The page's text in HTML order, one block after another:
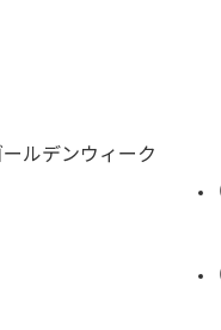
ルデンウィーク